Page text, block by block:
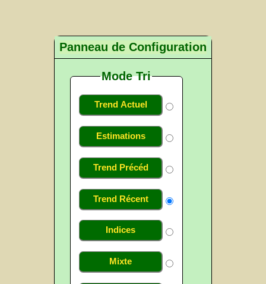
Panneau de Configuration
Mode Tri
Trend Actuel
Estimations
Trend Précéd
Trend Récent
Indices
Mixte